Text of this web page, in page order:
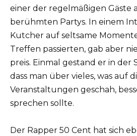
einer der regelmäßigen Gäste
berühmten Partys. In einem
Kutcher auf seltsame
Treffen passierten, gab aber
preis. Einmal gestand er in der
dass man über vieles, was auf
Veranstaltungen geschah,
sprechen sollte.
Der Rapper 50 Cent hat sich